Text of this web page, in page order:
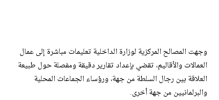
وجهت المصالح المركزية لوزارة الداخلية تعليمات مباشرة إلى عمال
العمالات والأقاليم، تقضي بإعداد تقارير دقيقة ومفصلة حول طبيعة
العلاقة بين رجال السلطة من جهة، ورؤساء الجماعات المحلية
والبرلمانيين من جهة أخرى.